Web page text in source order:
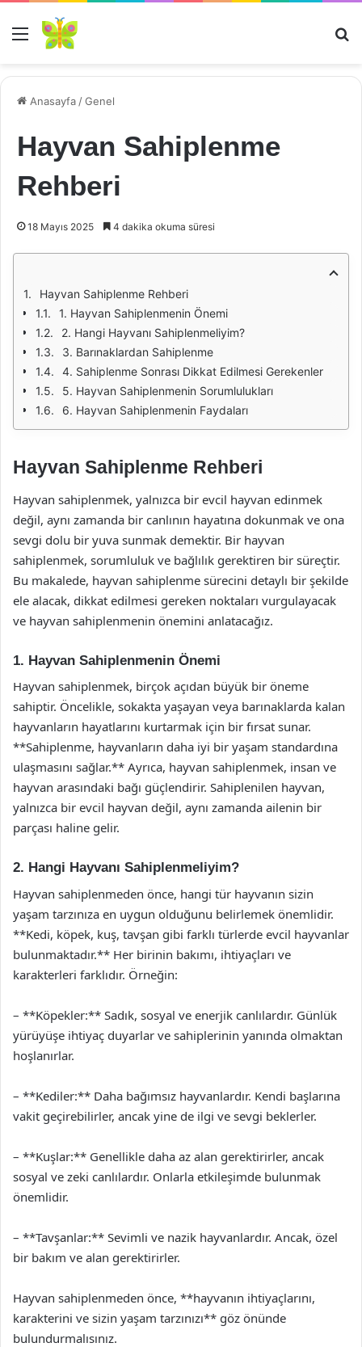
Menü
Anasayfa /Genel
Hayvan Sahiplenme
Rehberi
18 Mayıs 2025 4 dakika okuma süresi
Hayvan Sahiplenme Rehberi
1. Hayvan Sahiplenmenin Önemi
2. Hangi Hayvanı Sahiplenmeliyim?
3. Barınaklardan Sahiplenme
4. Sahiplenme Sonrası Dikkat Edilmesi Gerekenler
5. Hayvan Sahiplenmenin Sorumlulukları
6. Hayvan Sahiplenmenin Faydaları
Hayvan Sahiplenme Rehberi
Hayvan sahiplenmek, yalnızca bir evcil hayvan edinmek
değil, aynı zamanda bir canlının hayatına dokunmak ve ona
sevgi dolu bir yuva sunmak demektir. Bir hayvan
sahiplenmek, sorumluluk ve bağlılık gerektiren bir süreçtir.
Bu makalede, hayvan sahiplenme sürecini detaylı bir şekilde
ele alacak, dikkat edilmesi gereken noktaları vurgulayacak
ve hayvan sahiplenmenin önemini anlatacağız.
1. Hayvan Sahiplenmenin Önemi
Hayvan sahiplenmek, birçok açıdan büyük bir öneme
sahiptir. Öncelikle, sokakta yaşayan veya barınaklarda kalan
hayvanların hayatlarını kurtarmak için bir fırsat sunar.
**Sahiplenme, hayvanların daha iyi bir yaşam standardına
ulaşmasını sağlar.** Ayrıca, hayvan sahiplenmek, insan ve
hayvan arasındaki bağı güçlendirir. Sahiplenilen hayvan,
yalnızca bir evcil hayvan değil, aynı zamanda ailenin bir
parçası haline gelir.
2. Hangi Hayvanı Sahiplenmeliyim?
Hayvan sahiplenmeden önce, hangi tür hayvanın sizin
yaşam tarzınıza en uygun olduğunu belirlemek önemlidir.
**Kedi, köpek, kuş, tavşan gibi farklı türlerde evcil hayvanlar
bulunmaktadır.** Her birinin bakımı, ihtiyaçları ve
karakterleri farklıdır. Örneğin:
– **Köpekler:** Sadık, sosyal ve enerjik canlılardır. Günlük
yürüyüşe ihtiyaç duyarlar ve sahiplerinin yanında olmaktan
hoşlanırlar.
– **Kediler:** Daha bağımsız hayvanlardır. Kendi başlarına
vakit geçirebilirler, ancak yine de ilgi ve sevgi beklerler.
– **Kuşlar:** Genellikle daha az alan gerektirirler, ancak
sosyal ve zeki canlılardır. Onlarla etkileşimde bulunmak
önemlidir.
– **Tavşanlar:** Sevimli ve nazik hayvanlardır. Ancak, özel
bir bakım ve alan gerektirirler.
Hayvan sahiplenmeden önce, **hayvanın ihtiyaçlarını,
karakterini ve sizin yaşam tarzınızı** göz önünde
bulundurmalısınız.